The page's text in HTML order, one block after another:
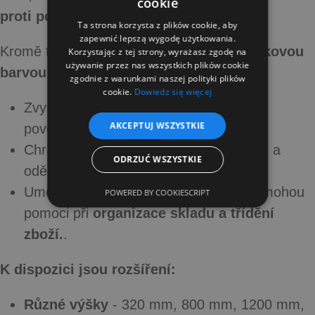
proti poškození a dlouhá životnost.
Kromě toho rozšířeníjsou opatřeny práškovou
barvou , spol:
Zvyšuje jejich odolnost proti korozi a
povětrnostním vlivům.
Chrání před mechanickým poškozením a
oděrem.
Umožňuje výběr různých barev, které mohou
pomoci přiorganizace skladu a třídění
zboží..
K dispozici jsou rozšíření:
Různé výšky - 320 mm, 800 mm, 1200 mm,
Ta strona korzysta z plików cookie, aby
zapewnić lepszą wygodę użytkowania.
Korzystając z tej strony, wyrażasz zgodę na
używanie przez nas wszystkich plików cookie
zgodnie z warunkami naszej polityki plików
cookie. Dowiedz się więcej
AKCEPTUJ WSZYSTKIE
ODRZUĆ WSZYSTKIE
POWERED BY COOKIESCRIPT